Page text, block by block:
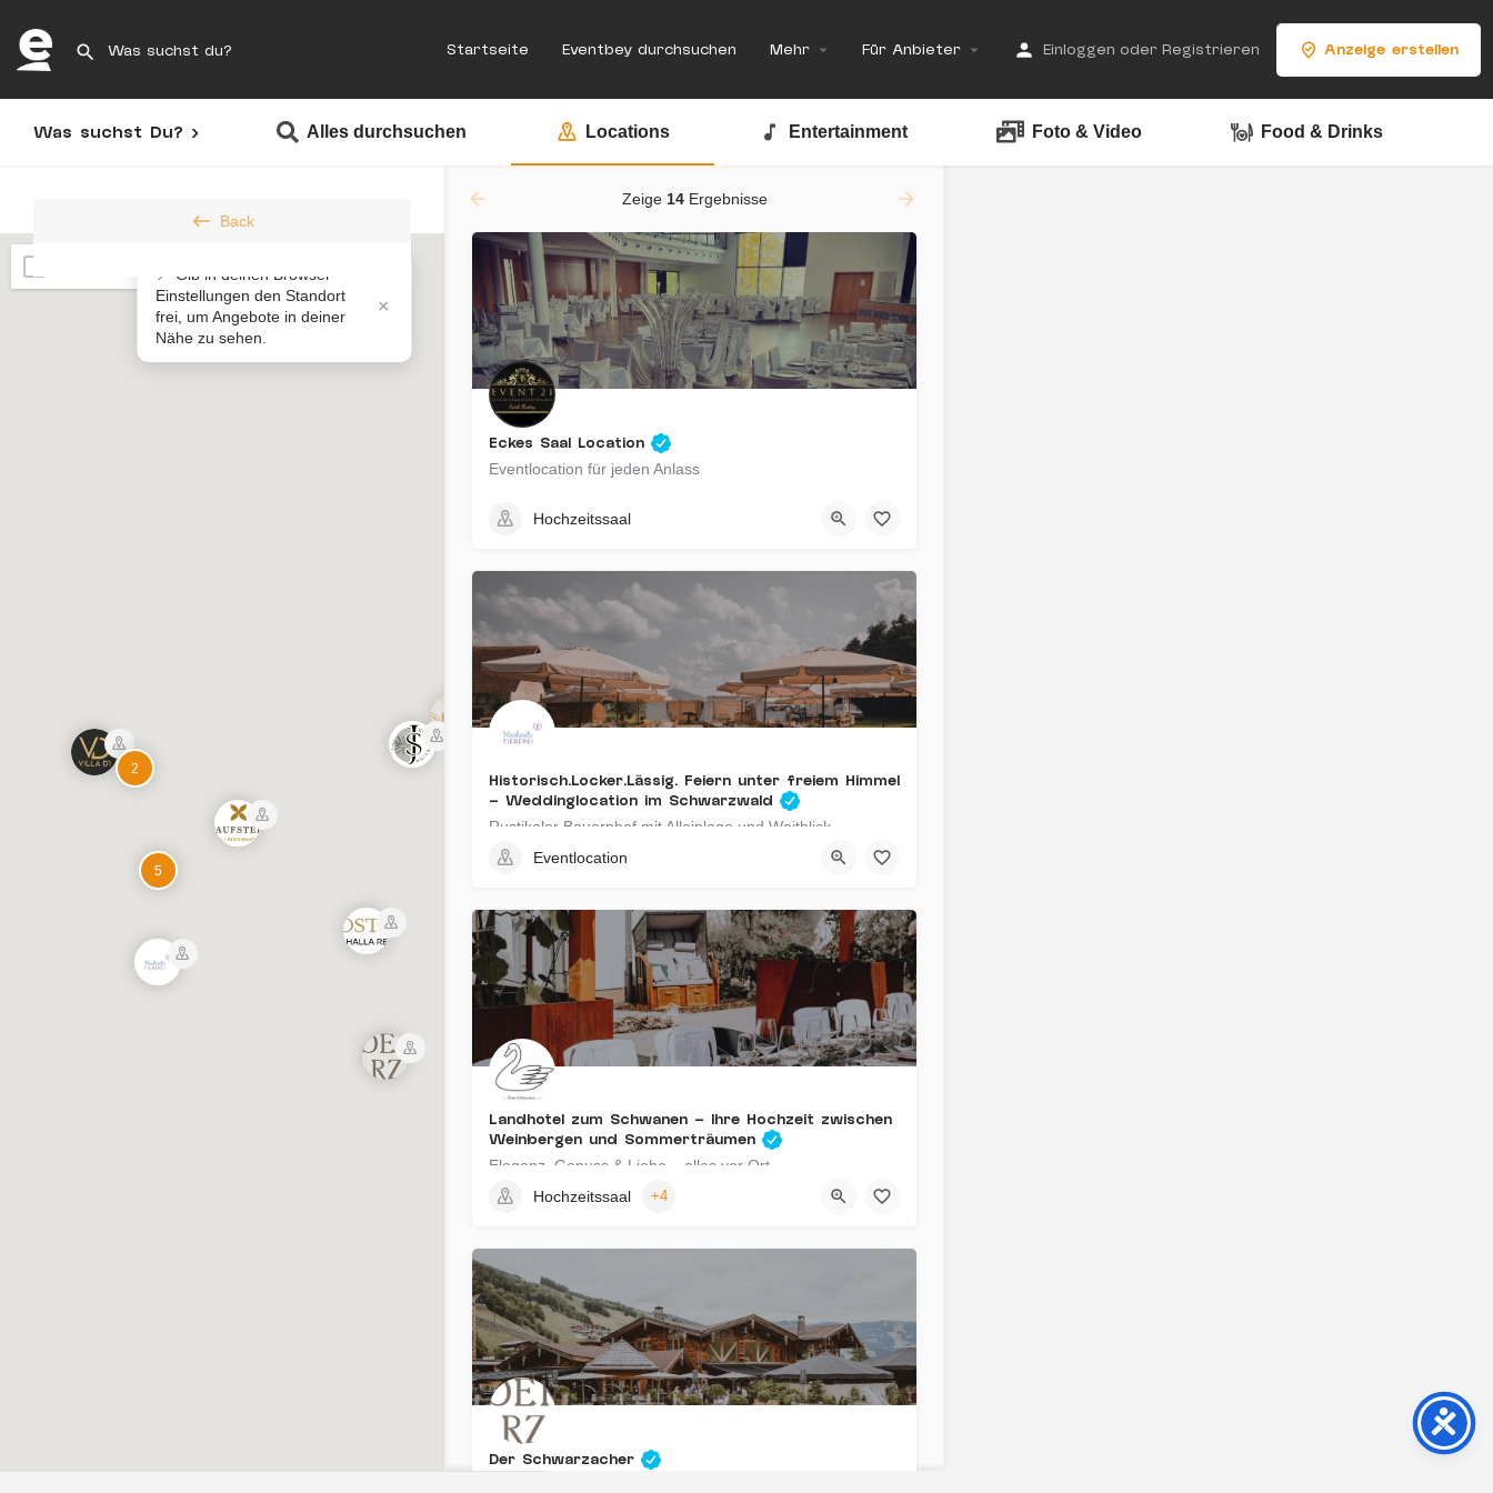
Startseite Eventbey durchsuchen Mehr Für Anbieter Einloggen oder Registrieren Anzeige erstellen
Was suchst Du? > Alles durchsuchen Locations Entertainment Foto & Video Food & Drinks
Back
Übernachtungsmöglichkeiten
Zeige 14Ergebnisse
Eckes Saal Location
Eventlocation für jeden Anlass
Hochzeitssaal
Historisch.Locker.Lässig. Feiern unter freiem Himmel
– Weddinglocation im Schwarzwald
Rustikaler Bauernhof mit Alleinlage und Weitblick
Achern, Deutschland
Eventlocation
Landhotel zum Schwanen – Ihre Hochzeit zwischen
Weinbergen und Sommerträumen
Eleganz, Genuss & Liebe – alles vor Ort
Friedrich Ebert Straße 40, 67574 Osthofen, Deutschland
Hochzeitssaal +4
Der Schwarzacher
5
2
📍 Gib in deinen Browser-
Einstellungen den Standort
frei, um Angebote in deiner
Nähe zu sehen.
×